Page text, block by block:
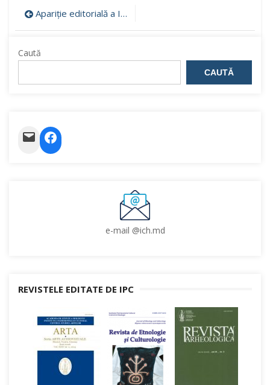
Navigare
în
articole
Apariție editorială a IPC: Violeta Tipa. Constantin Bălan: ipostazele artisticului
Caută
CAUTĂ
MailFacebook
e-mail @ich.md
REVISTELE EDITATE DE IPC